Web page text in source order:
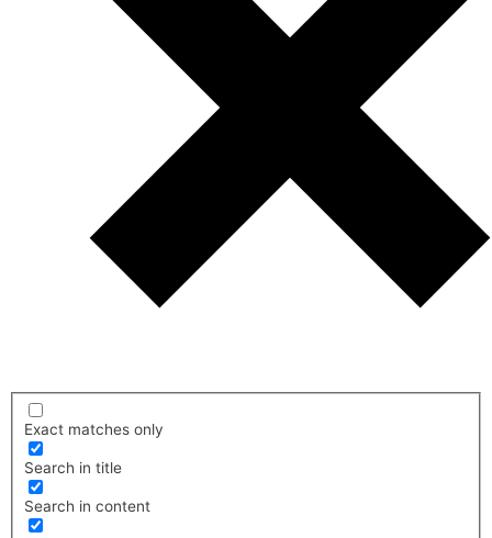
Exact matches only
Search in title
Search in content